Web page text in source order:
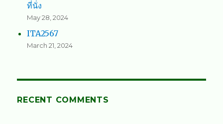
ที่นั่ง
May 28, 2024
ITA2567
March 21, 2024
RECENT COMMENTS